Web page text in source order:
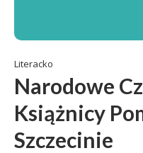
Literacko
Narodowe
Książnicy
Szczecinie